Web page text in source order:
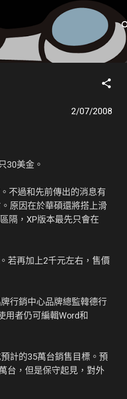
2/07/2008
30美金。
不過和先前傳出的消息有
原因在於華碩還將搭上滑
隔，XP版本最先只會在
若再加上2千元左右，售價
行銷中心品牌總監韓德行
用者仍可編輯Word和
計的35萬台銷售目標。預
台，但是保守起見，對外